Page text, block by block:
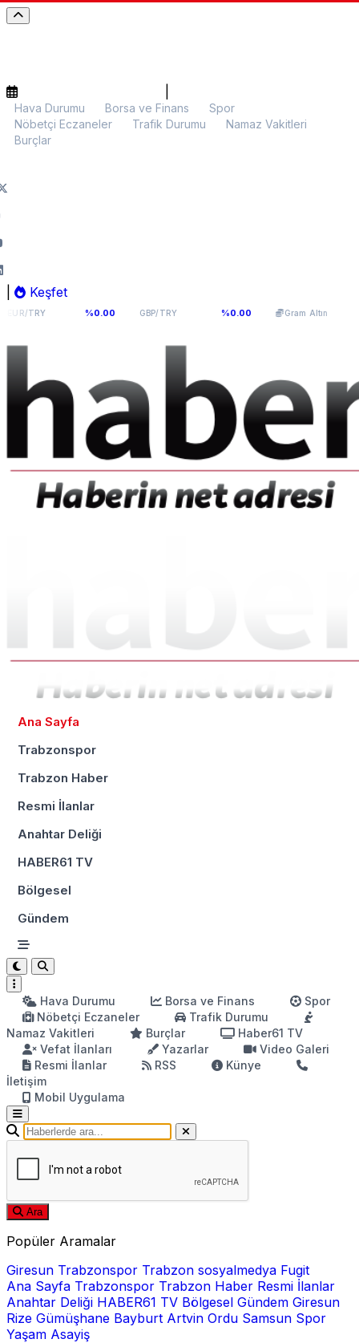
Hava Durumu Borsa ve Finans
Spor
Nöbetçi Eczaneler
Trafik Durumu
Namaz Vakitleri
Burçlar
Keşfet
%0.00 GBP/TRY 64,0893 %0.00 Gram Altın 5.986,70 %0.01
Ana Sayfa
Trabzonspor
Trabzon Haber
Resmi İlanlar
Anahtar Deliği
HABER61 TV
Bölgesel
Gündem
Hava Durumu Borsa ve Finans
Spor
Nöbetçi Eczaneler
Trafik Durumu
Namaz Vakitleri
Burçlar
Haber61 TV
Vefat İlanları
Yazarlar
Video Galeri
Resmi İlanlar
RSS
Künye
İletişim
Mobil Uygulama
Ara
Popüler Aramalar
Giresun Trabzonspor Trabzon sosyalmedya Fugit
Ana Sayfa Trabzonspor Trabzon Haber Resmi İlanlar
Anahtar Deliği HABER61 TV Bölgesel Gündem Giresun
Rize Gümüşhane Bayburt Artvin Ordu Samsun Spor
Yaşam Asayiş